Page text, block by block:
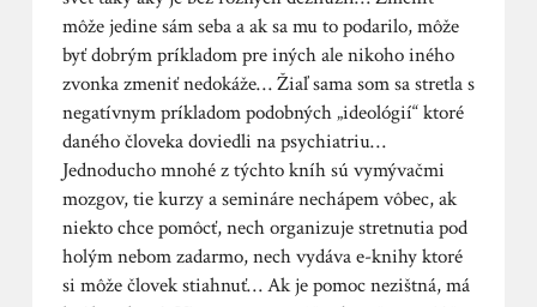
môže jedine sám seba a ak sa mu to podarilo, môže
byť dobrým príkladom pre iných ale nikoho iného
zvonka zmeniť nedokáže… Žiaľ sama som sa stretla s
negatívnym príkladom podobných „ideológií“ ktoré
daného človeka doviedli na psychiatriu…
Jednoducho mnohé z týchto kníh sú vymývačmi
mozgov, tie kurzy a semináre nechápem vôbec, ak
niekto chce pomôcť, nech organizuje stretnutia pod
holým nebom zadarmo, nech vydáva e-knihy ktoré
si môže človek stiahnuť… Ak je pomoc nezištná, má